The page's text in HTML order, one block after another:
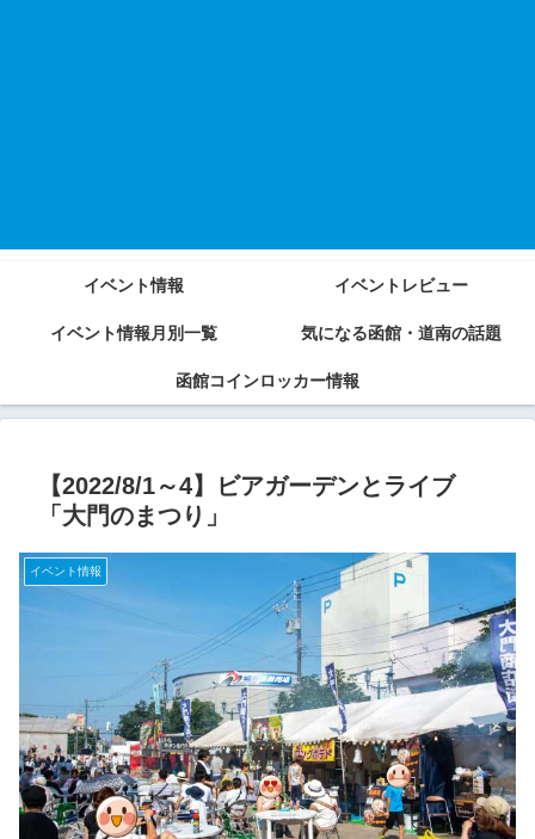
イベント情報 イベントレビュー
イベント情報月別一覧 気になる函館・道南の話題
函館コインロッカー情報
【2022/8/1～4】ビアガーデンとライブ
「大門のまつり」
イベント情報